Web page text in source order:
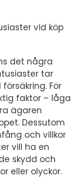
vid köp
det några
tar
För
faktor – låga
ägaren
Dessutom
och villkor
vill ha en
skydd och
eller olyckor.